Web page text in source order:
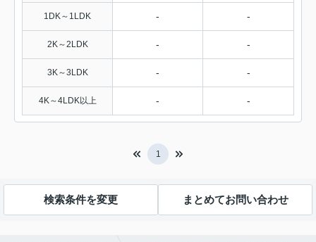
1DK～1LDK - -
2K～2LDK - -
3K～3LDK - -
4K～4LDK以上 - -
1
検索条件を変更 まとめてお問い合わせ